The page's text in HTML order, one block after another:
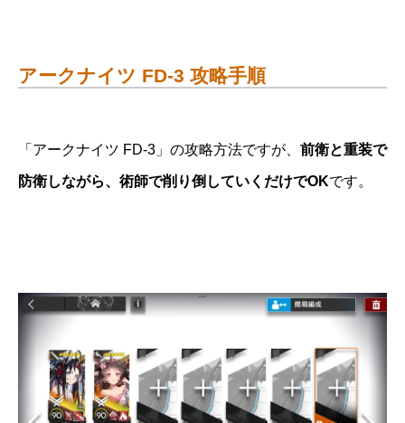
アークナイツ FD-3 攻略手順
「アークナイツ FD-3」の攻略方法ですが、 前衛と重装で
防衛しながら、術師で削り倒していくだけでOKです。